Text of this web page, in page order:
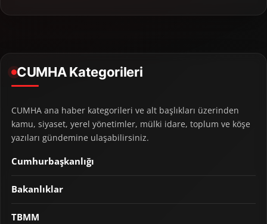
CUMHA Kategorileri
CUMHA ana haber kategorileri ve alt başlıkları üzerinden
kamu, siyaset, yerel yönetimler, mülki idare, toplum ve köşe
yazıları gündemine ulaşabilirsiniz.
Cumhurbaşkanlığı
Bakanlıklar
TBMM